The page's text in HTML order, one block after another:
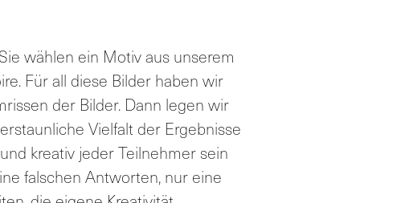
wählen ein Motiv aus unserem
Für all diese Bilder haben wir
der Bilder. Dann legen wir
Vielfalt der Ergebnisse
kreativ jeder Teilnehmer sein
falschen Antworten, nur eine